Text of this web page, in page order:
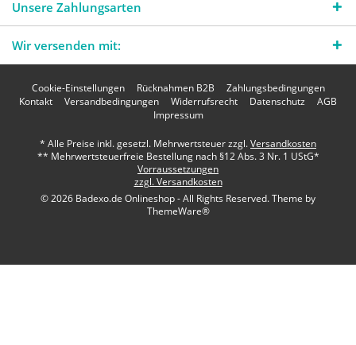
Unsere Zahlungsarten
Wir versenden mit:
Cookie-Einstellungen Rücknahmen B2B
Zahlungsbedingungen
Kontakt
Versandbedingungen Widerrufsrecht Datenschutz
AGB
Impressum
* Alle Preise inkl. gesetzl. Mehrwertsteuer zzgl.Versandkosten
** Mehrwertsteuerfreie Bestellung nach §12 Abs. 3 Nr. 1 UStG*
Vorraussetzungen
zzgl. Versandkosten
© 2026 Badexo.de Onlineshop - All Rights Reserved. Theme by
ThemeWare®